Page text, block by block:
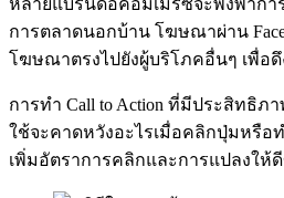
การตลาดนอกบ้าน โฆษณาผ่าน
โฆษณาตรงไปยังผู้บริโภคอื่นๆ เพื่อ
การทำ Call to Action ที่มีประสิทธิภ
ใช้จะคาดหวังอะไรเมื่อคลิกปุ่มหรือ
เพิ่มอัตราการคลิกและการแปลงให้